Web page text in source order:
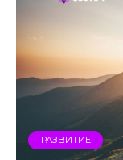
РАЗВИТИЕ